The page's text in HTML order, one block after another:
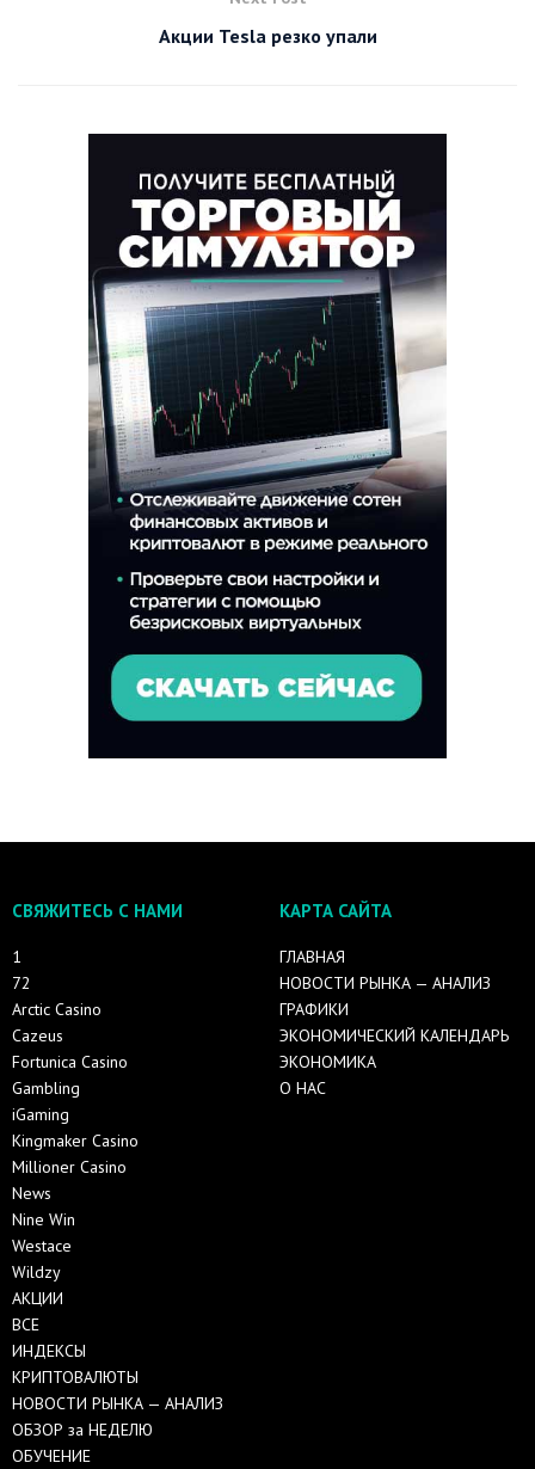
Акции Tesla резко упали
СВЯЖИТЕСЬ С НАМИ
1
72
Arctic Casino
Cazeus
Fortunica Casino
Gambling
iGaming
Kingmaker Casino
Millioner Casino
News
Nine Win
Westace
Wildzy
АКЦИИ
ВСЕ
ИНДЕКСЫ
КРИПТОВАЛЮТЫ
НОВОСТИ РЫНКА — АНАЛИЗ
ОБЗОР за НЕДЕЛЮ
ОБУЧЕНИЕ
КАРТА САЙТА
ГЛАВНАЯ
НОВОСТИ РЫНКА — АНАЛИЗ
ГРАФИКИ
ЭКОНОМИЧЕСКИЙ КАЛЕНДАРЬ
ЭКОНОМИКА
О НАС